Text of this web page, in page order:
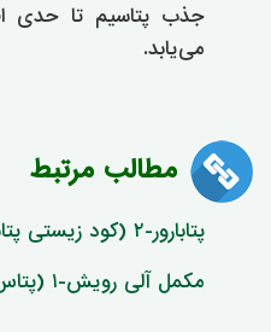
جذب پتاسیم تا حدی
می‌یابد.
مطالب مرتبط
پتابارور-۲ (کود زیستی پتاسه)
مکمل آلی رویش-۱ (پتاس بالا)